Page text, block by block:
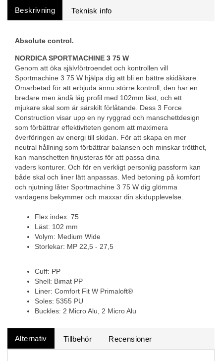
Beskrivning
Absolute control.
NORDICA SPORTMACHINE 3 75 W
Genom att öka självförtroendet och kontrollen vill
Sportmachine 3 75 W hjälpa dig att bli en bättre skidåkare.
Omarbetad för att erbjuda ännu större kontroll, den har en
bredare men ändå låg profil med 102mm läst, och ett
mjukare skal som är särskilt förlåtande. Dess 3 Force
Construction visar upp en ny ryggrad och manschettdesign
som förbättrar effektiviteten genom att maximera
överföringen av energi till skidan. För att skapa en mer
neutral hållning som förbättrar balansen och minskar trötthet,
kan manschetten finjusteras för att passa dina
vaders konturer. Och för en verkligt personlig passform kan
både skal och liner lätt anpassas. Med betoning på komfort
och njutning låter Sportmachine 3 75 W dig glömma
vardagens bekymmer och maxxar din skidupplevelse.
Flex index: 75
Läst: 102 mm
Volym: Medium Wide
Storlekar: MP 22,5 - 27,5
Cuff: PP
Shell: Bimat PP
Liner: Comfort Fit W Primaloft®
Soles: 5355 PU
Buckles: 2 Micro Alu, 2 Micro Alu
Alternativ Tillbehör Recensioner